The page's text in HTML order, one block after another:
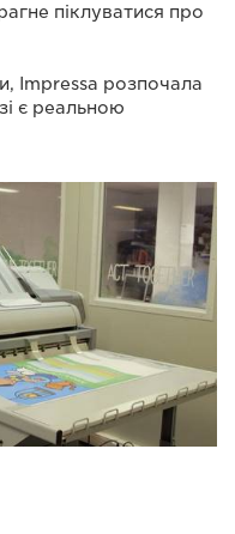
піклуватися про
Impressa розпочала
є реальною